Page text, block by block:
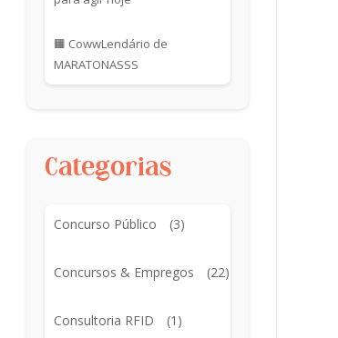
🟧 CowwLendário de
MARATONASSS
Categorias
Concurso Público (3)
Concursos & Empregos (22)
Consultoria RFID (1)